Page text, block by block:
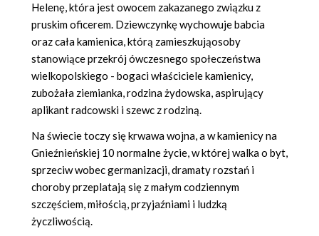
Helenę, która jest owocem zakazanego związku z
pruskim oficerem. Dziewczynkę wychowuje babcia
oraz cała kamienica, którą zamieszkująosoby
stanowiące przekrój ówczesnego społeczeństwa
wielkopolskiego - bogaci właściciele kamienicy,
zubożała ziemianka, rodzina żydowska, aspirujący
aplikant radcowski i szewc z rodziną.
Na świecie toczy się krwawa wojna, a w kamienicy na
Gnieźnieńskiej 10 normalne życie, w której walka o byt,
sprzeciw wobec germanizacji, dramaty rozstań i
choroby przeplatają się z małym codziennym
szczęściem, miłością, przyjaźniami i ludzką
życzliwością.